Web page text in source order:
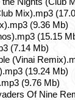
Mix).mp3
(9.36 Mb)
(15.15
(7.14 Mb)
(Vinai
(19.24 Mb)
(9.76 Mb)
Of Nine